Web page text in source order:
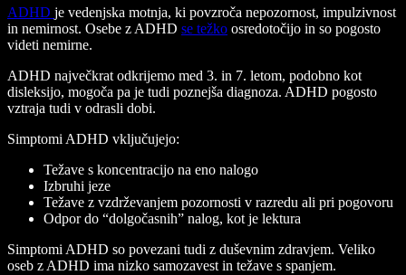
ADHD je vedenjska motnja, ki povzroča nepozornost, impulzivnost
in nemirnost. Osebe z ADHD se težko osredotočijo in so pogosto
videti nemirne.
ADHD največkrat odkrijemo med 3. in 7. letom, podobno kot
disleksijo, mogoča pa je tudi poznejša diagnoza. ADHD pogosto
vztraja tudi v odrasli dobi.
Simptomi ADHD vključujejo:
Težave s koncentracijo na eno nalogo
Izbruhi jeze
Težave z vzdrževanjem pozornosti v razredu ali pri pogovoru
Odpor do “dolgočasnih” nalog, kot je lektura
Simptomi ADHD so povezani tudi z duševnim zdravjem. Veliko
oseb z ADHD ima nizko samozavest in težave s spanjem.